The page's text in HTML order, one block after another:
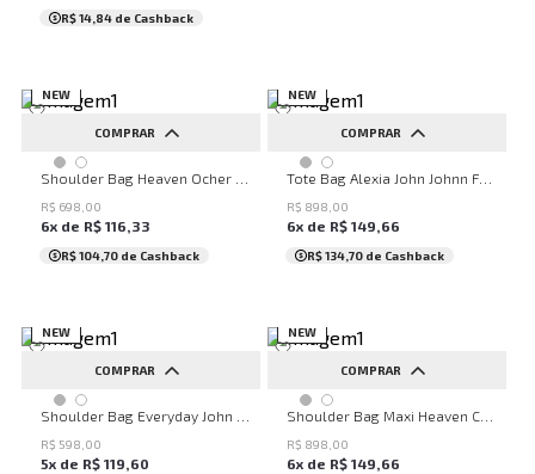
R$ 14,84 de Cashback
NEW
COMPRAR
UN
R$ 698 00
6x de R$ 116,33
R$ 104,70 de Cashback
NEW
COMPRAR
UN
R$ 898 00
6x de R$ 149,66
R$ 134,70 de Cashback
NEW
COMPRAR
UN
R$ 598 00
5x de R$ 119,60
NEW
COMPRAR
UN
R$ 898 00
6x de R$ 149,66